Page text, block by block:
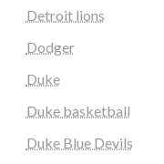
Detroit lions
Dodger
Duke
Duke basketball
Duke Blue Devils